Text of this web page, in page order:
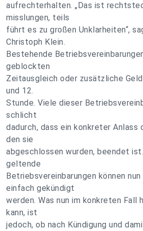
aufrechterhalten. „Das ist
misslungen, teils
führt es zu großen Unklarheiten“,
Christoph Klein.
Bestehende
geblockten
Zeitausgleich oder zusätzliche
und 12.
Stunde. Viele dieser
schlicht
dadurch, dass ein konkreter Anlass
den sie
abgeschlossen wurden, beendet
geltende
Betriebsvereinbarungen können
einfach gekündigt
werden. Was nun im konkreten
kann, ist
jedoch, ob nach Kündigung und